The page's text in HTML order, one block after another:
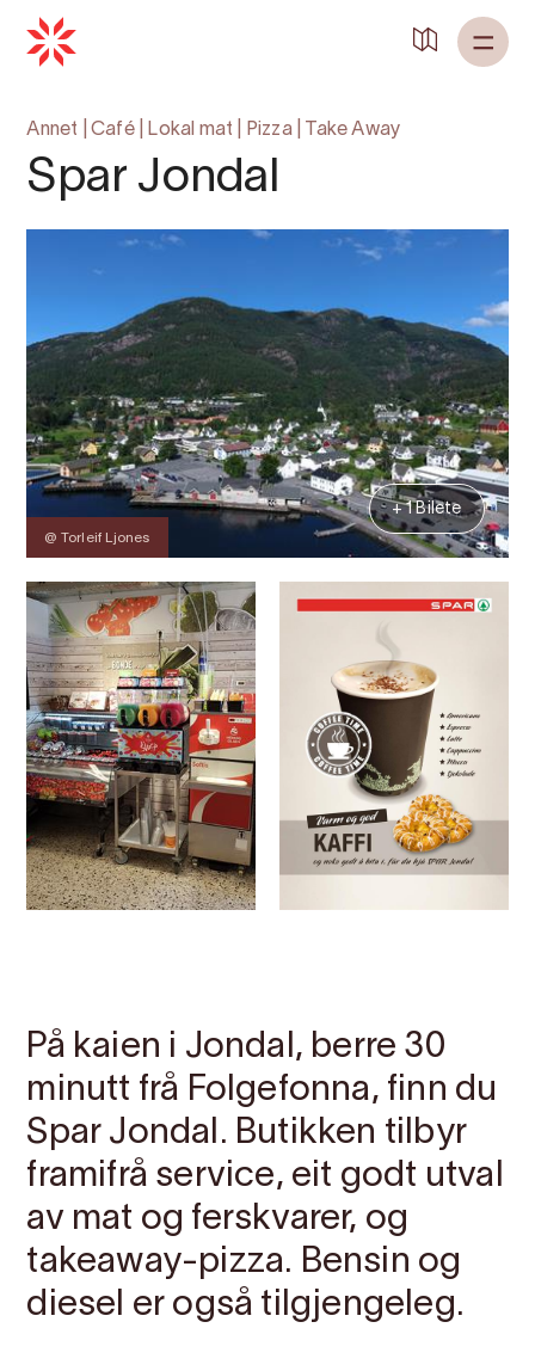
Annet Café| Lokal mat Pizza| Take Away
Spar Jondal
@ Torleif Ljones
+ 1 Bilete
På kaien i Jondal, berre 30
minutt frå Folgefonna, finn du
Spar Jondal. Butikken tilbyr
framifrå service, eit godt utval
av mat og ferskvarer, og
takeaway-pizza. Bensin og
diesel er også tilgjengeleg.